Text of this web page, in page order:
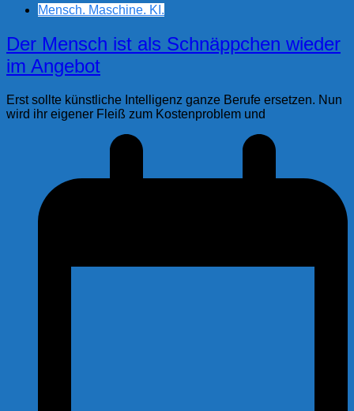
Mensch. Maschine. KI.
Der Mensch ist als Schnäppchen wieder
im Angebot
Erst sollte künstliche Intelligenz ganze Berufe ersetzen. Nun
wird ihr eigener Fleiß zum Kostenproblem und